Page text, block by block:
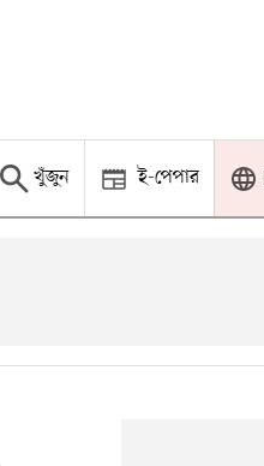
খুঁজুন ই-পেপার